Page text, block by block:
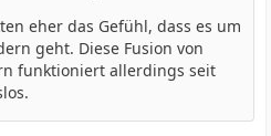
eher das Gefühl, dass es um
geht. Diese Fusion von
funktioniert allerdings seit